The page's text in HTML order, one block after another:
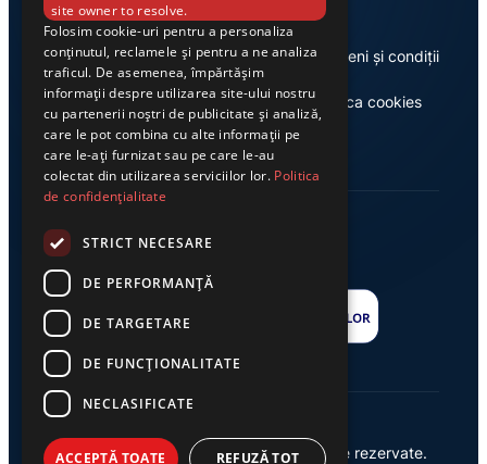
Despre noi
Casa de editură Exclusiv
Termeni și condiții
Politica cookies
© 2026 Ziarul Exclusiv – Toate drepturile rezervate.
site owner to resolve.
Folosim cookie-uri pentru a personaliza
conținutul, reclamele și pentru a ne analiza
traficul. De asemenea, împărtășim
informații despre utilizarea site-ului nostru
cu partenerii noștri de publicitate și analiză,
care le pot combina cu alte informații pe
care le-ați furnizat sau pe care le-au
colectat din utilizarea serviciilor lor. Politica
de confidențialitate
STRICT NECESARE
DE PERFORMANȚĂ
DE TARGETARE
DE FUNCŢIONALITATE
NECLASIFICATE
ACCEPTĂ TOATE REFUZĂ TOT